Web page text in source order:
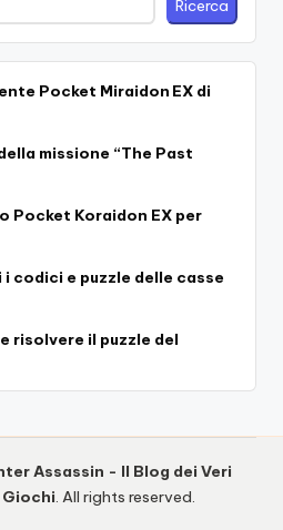
Ricerca
Pocket Miraidon EX di
missione “The Past
Pocket Koraidon EX per
codici e puzzle delle casse
risolvere il puzzle del
Assassin - Il Blog dei Veri
. All rights reserved.